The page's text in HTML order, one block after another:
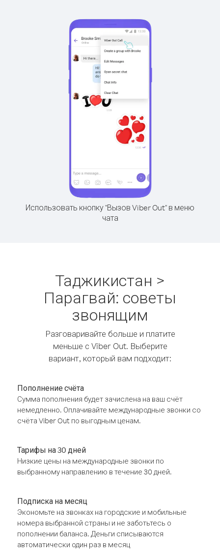
Использовать кнопку "Вызов Viber Out" в меню
чата
Таджикистан >
Парагвай: советы
звонящим
Разговаривайте больше и платите
меньше с Viber Out. Выберите
вариант, который вам подходит:
Пополнение счёта
Сумма пополнения будет зачислена на ваш счёт
немедленно. Оплачивайте международные звонки со
счёта Viber Out по выгодным ценам.
Тарифы на 30 дней
Низкие цены на международные звонки по
выбранному направлению в течение 30 дней.
Подписка на месяц
Экономьте на звонках на городские и мобильные
номера выбранной страны и не заботьтесь о
пополнении баланса. Деньги списываются
автоматически один раз в месяц